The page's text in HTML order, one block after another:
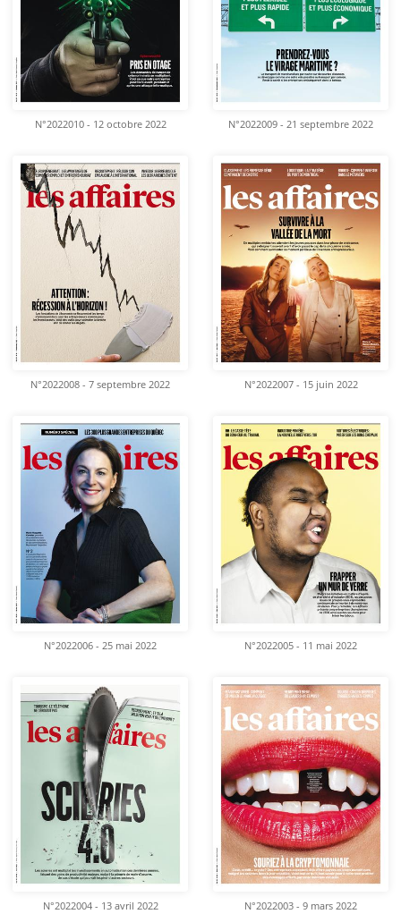
N°2022010 - 12 octobre 2022 N°2022009 - 21 septembre 2022
N°2022008 - 7 septembre 2022 N°2022007 - 15 juin 2022
N°2022006 - 25 mai 2022 N°2022005 - 11 mai 2022
N°2022004 - 13 avril 2022 N°2022003 - 9 mars 2022